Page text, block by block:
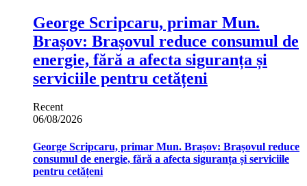
George Scripcaru, primar Mun.
Brașov: Brașovul reduce consumul de
energie, fără a afecta siguranța și
serviciile pentru cetățeni
Recent
06/08/2026
George Scripcaru, primar Mun. Brașov: Brașovul reduce
consumul de energie, fără a afecta siguranța și serviciile
pentru cetățeni